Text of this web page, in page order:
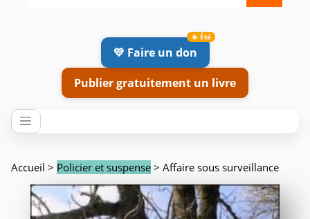
💛 Faire un don
Publier gratuitement un livre
Accueil > Policier et suspense > Affaire sous surveillance